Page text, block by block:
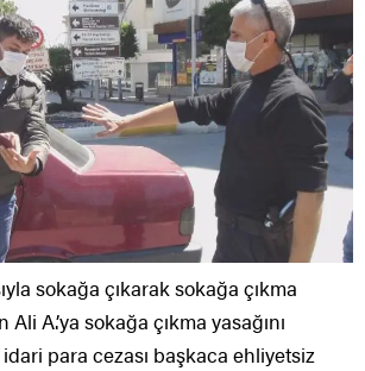
sokağa çıkarak sokağa çıkma
Ali A.’ya sokağa çıkma yasağını
para cezası başkaca ehliyetsiz